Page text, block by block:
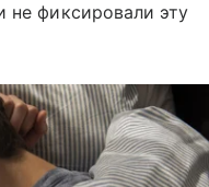
фиксировали эту